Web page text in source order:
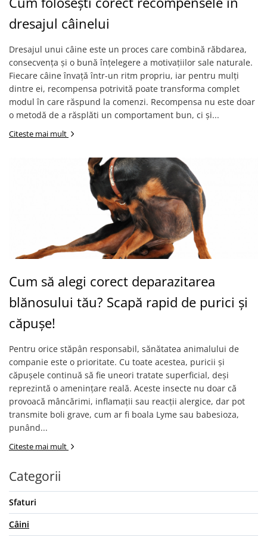
Laxative
Gel antiinflamator
dresajul câinelui
Dresajul unui câine este un proces care combină răbdarea,
consecvența și o bună înțelegere a motivațiilor sale naturale.
Fiecare câine învață într-un ritm propriu, iar pentru mulți
dintre ei, recompensa potrivită poate transforma complet
modul în care răspund la comenzi. Recompensa nu este doar
o metodă de a răsplăti un comportament bun, ci și...
Citeste mai mult
Cum să alegi corect deparazitarea
blănosului tău? Scapă rapid de purici și
căpușe!
Pentru orice stăpân responsabil, sănătatea animalului de
companie este o prioritate. Cu toate acestea, puricii și
căpușele continuă să fie uneori tratate superficial, deși
reprezintă o amenințare reală. Aceste insecte nu doar că
provoacă mâncărimi, inflamații sau reacții alergice, dar pot
transmite boli grave, cum ar fi boala Lyme sau babesioza,
punând...
Citeste mai mult
Categorii
Sfaturi
Câini